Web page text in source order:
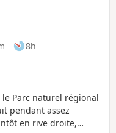
8h
Parc naturel régional
pendant assez
en rive droite,